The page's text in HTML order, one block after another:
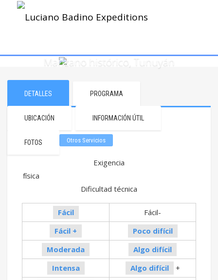
Manzano histórico, Tunuyán
DETALLES PROGRAMA
UBICACIÓN INFORMACIÓN ÚTIL
FOTOS Otros Servicios
Exigencia
física
Dificultad técnica
Fácil
Fácil-
Fácil +
Poco difícil
Moderada
Algo difícil
Intensa
Algo difícil
+